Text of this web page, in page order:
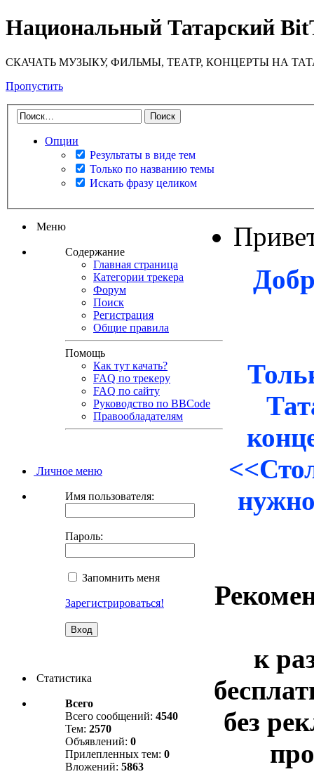
Национальный Татарский
СКАЧАТЬ МУЗЫКУ, ФИЛЬМЫ, ТЕАТР, КОНЦЕРТЫ НА
Пропустить
Опции
Результаты в виде тем
Только по названию темы
Искать фразу целиком
Меню
Содержание
Главная страница
Категории трекера
Форум
Поиск
Регистрация
Общие правила
Помощь
Как тут качать?
FAQ по трекеру
FAQ по сайту
Руководство по BBCode
Правообладателям
Личное меню
Имя пользователя:
Пароль:
Запомнить меня
Зарегистрироваться!
Статистика
Всего
Всего сообщений: 4540
Тем: 2570
Объявлений: 0
Прилепленных тем: 0
Вложений: 5863
к
без